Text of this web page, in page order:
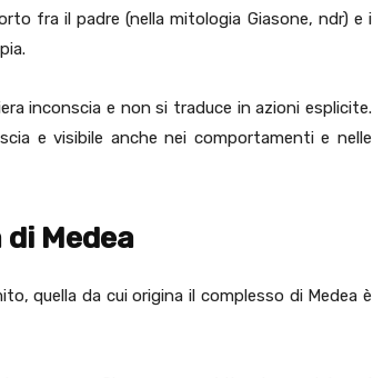
fra il padre (nella mitologia Giasone, ndr) e i
inconscia e non si traduce in azioni esplicite.
e visibile anche nei comportamenti e nelle
Medea
quella da cui origina il complesso di Medea è